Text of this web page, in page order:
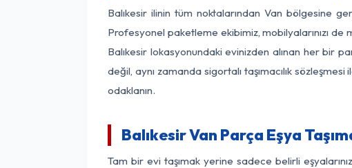
Balıkesir ilinin tüm noktalarından Van bölgesine
Profesyonel paketleme ekibimiz, mobilyalarınızı de
Balıkesir lokasyonundaki evinizden alınan her bir
değil, aynı zamanda sigortalı taşımacılık
odaklanın.
Balıkesir Van Parça Eşya
Tam bir evi taşımak yerine sadece belirli